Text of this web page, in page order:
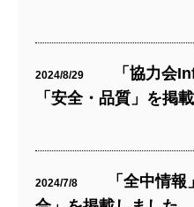
2024/8/29
「協力会
「安全・品質」を掲
2024/7/8
「全中情報